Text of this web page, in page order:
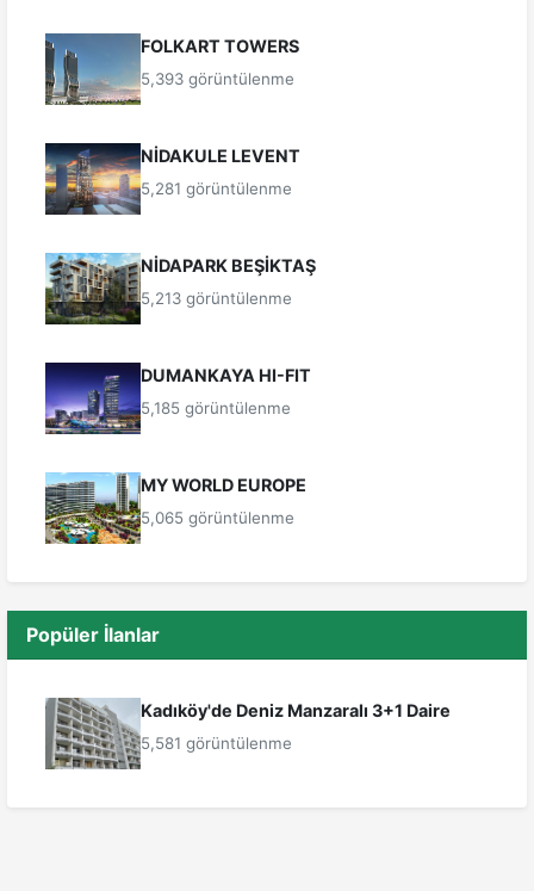
FOLKART TOWERS
5,393 görüntülenme
NİDAKULE LEVENT
5,281 görüntülenme
NİDAPARK BEŞİKTAŞ
5,213 görüntülenme
DUMANKAYA HI-FIT
5,185 görüntülenme
MY WORLD EUROPE
5,065 görüntülenme
Popüler İlanlar
Kadıköy'de Deniz Manzaralı 3+1 Daire
5,581 görüntülenme